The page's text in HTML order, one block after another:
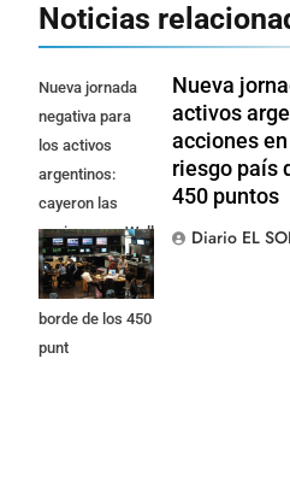
Noticias
Nueva jornada
negativa para
los activos
argentinos:
cayeron las
acciones en Wall
Street y el riesgo
país quedó al
borde de los 450
punt
Nueva
activos
acciones
riesgo país
450 puntos
Diario EL